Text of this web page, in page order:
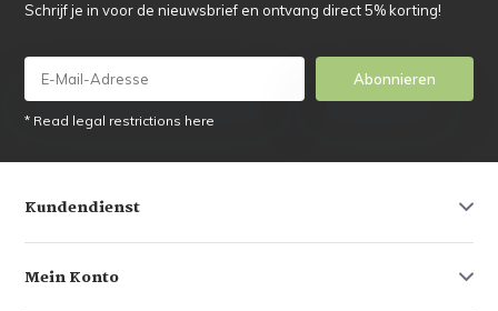
Schrijf je in voor de nieuwsbrief en ontvang direct 5% korting!
Abonnieren
* Read legal restrictions here
Kundendienst
Mein Konto